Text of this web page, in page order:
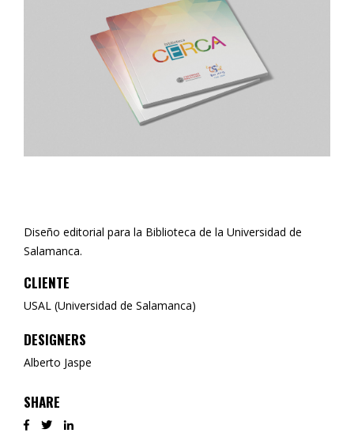
Diseño editorial para la Biblioteca de la Universidad de
Salamanca.
CLIENTE
USAL (Universidad de Salamanca)
DESIGNERS
Alberto Jaspe
SHARE